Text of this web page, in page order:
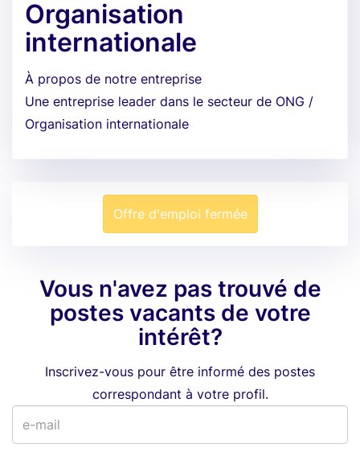
Organisation
internationale
À propos de notre entreprise
Une entreprise leader dans le secteur de ONG /
Organisation internationale
Offre d'emploi fermée
Vous n'avez pas trouvé de
postes vacants de votre
intérêt?
Inscrivez-vous pour être informé des postes
correspondant à votre profil.